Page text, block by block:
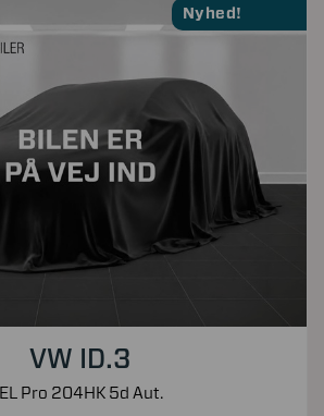
Nyhed!
VW ID.3
EL Pro 204HK 5d Aut.